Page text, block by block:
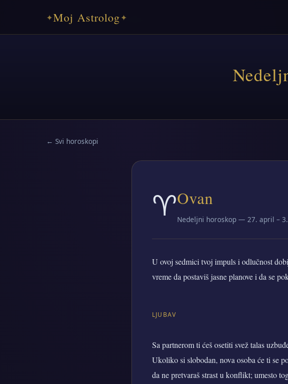
✦Moj Astrolog✦
← Svi horoskopi
♈Ovan
Nedeljni horoskop — 27. april –
U ovoj sedmici tvoj impuls i odlučnost
vreme da postaviš jasne planove i da se
LJUBAV
Sa partnerom ti ćeš osetiti svež talas
Ukoliko si slobodan, nova osoba će ti se
da ne pretvaraš strast u konflikt; umesto